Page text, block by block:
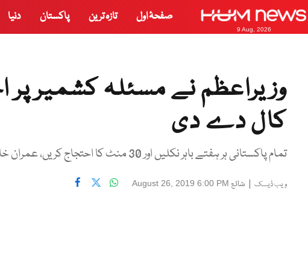
9 Aug, 2026
صفحۂ اول تازہ ترین پاکستان دنیا
وزیراعظم نے مسئلہ کشمیر پر
کال دے دی
تمام پاکستانی ہر ہفتے باہر نکلیں اور 30 منٹ کا احتجاج کریں، عمران خان
ویب ڈیسک | شائع August 26, 2019 6:00 PM